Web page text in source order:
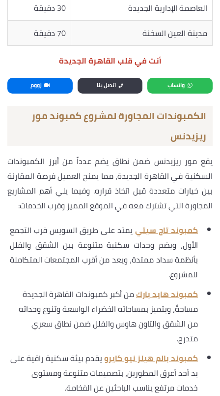
العاصمة الإدارية الجديدة
30 دقيقة
مدينة العين السخنة
70 دقيقة
أنت في قلب القاهرة الجديدة
واتساب اتصل بنا زووم
الكمبوندات المجاورة لمشروع كمبوند مور
ريزيدنس
يقع مور ريزيدنس ضمن نطاق يضم عدداً من أبرز الكمبوندات
السكنية في القاهرة الجديدة، مما يمنح العميل فرصة المقارنة
بين خيارات متعددة قبل اتخاذ قراره. وفيما يلي أهم المشاريع
المجاورة التي تشترك معه في الموقع المميز وقرب الخدمات:
كمبوند تاج سيتييمتد على طريق السويس قرب التجمع
الأول، ويضم وحدات سكنية متنوعة بين الشقق والفلل
بأنظمة سداد ممتدة، ويعد من أقرب المجتمعات المتكاملة
للمشروع.
كمبوند هايد باركمن أكبر كمبوندات القاهرة الجديدة
مساحةً، ويتميز بمساحاته الخضراء الواسعة وتنوع وحداته
من الشقق والتاون هاوس والفلل ضمن نطاق سعري
متدرج.
كمبوند بالم هيلز نيو كايرويقدم بيئة سكنية راقية على
يد أحد أعرق المطورين، بتصميمات متنوعة ومستوى
خدمات مرتفع يناسب الباحثين عن الفخامة.